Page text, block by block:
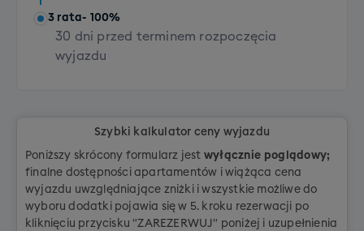
3 rata- 100%
30 dni przed terminem rozpoczęcia
wyjazdu
Szybki kalkulator ceny wyjazdu
Poniższy skrócony formularz jest wyłącznie poglądowy;
finalne dostępności apartamentów i wiążąca cena
wyjazdu uwzględniające zniżki i wszystkie możliwe do
wyboru dodatki pojawia się w 5. kroku rezerwacji po
kliknięciu przycisku "ZAREZERWUJ" poniżej i uzupełnienia